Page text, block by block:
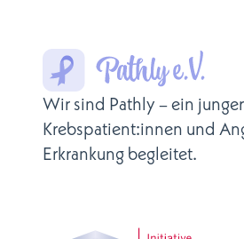
Wir sind Pathly – ein
Krebspatient:innen und
Erkrankung begleitet.